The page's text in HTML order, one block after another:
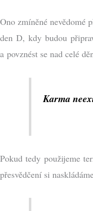
Ono zmíněné nevědomé
den D, kdy budou
a povznést se nad celé
Karma
Pokud tedy použijeme
přesvědčení si